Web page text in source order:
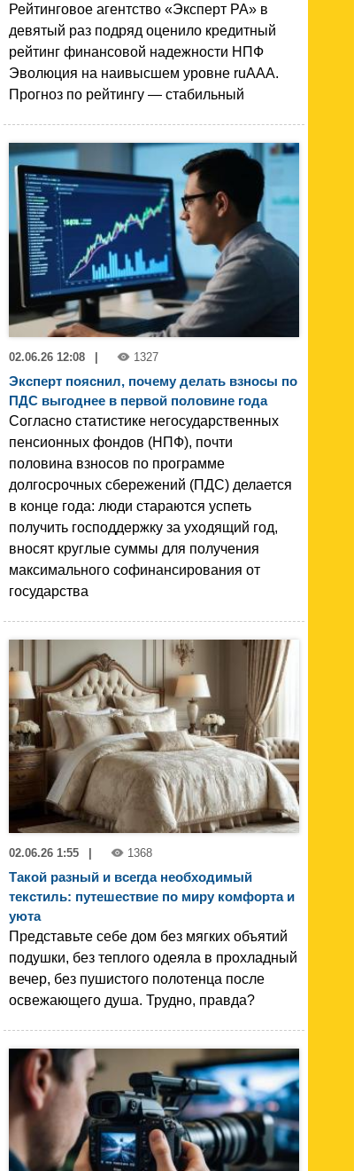
Рейтинговое агентство «Эксперт РА» в
девятый раз подряд оценило кредитный
рейтинг финансовой надежности НПФ
Эволюция на наивысшем уровне ruAАA.
Прогноз по рейтингу — стабильный
02.06.26 12:08 | 1327
Эксперт пояснил, почему делать взносы по
ПДС выгоднее в первой половине года
Согласно статистике негосударственных
пенсионных фондов (НПФ), почти
половина взносов по программе
долгосрочных сбережений (ПДС) делается
в конце года: люди стараются успеть
получить господдержку за уходящий год,
вносят круглые суммы для получения
максимального софинансирования от
государства
02.06.26 1:55 1368
Такой разный и всегда необходимый
текстиль: путешествие по миру комфорта и
уюта
Представьте себе дом без мягких объятий
подушки, без теплого одеяла в прохладный
вечер, без пушистого полотенца после
освежающего душа. Трудно, правда?